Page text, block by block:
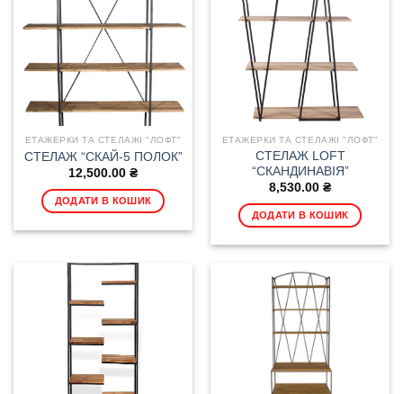
ЕТАЖЕРКИ ТА СТЕЛАЖІ "ЛОФТ"
СТЕЛАЖ “СКАЙ-5 ПОЛОК”
12,500.00 ₴
ДОДАТИ В КОШИК
ЕТАЖЕРКИ ТА СТЕЛАЖІ "ЛОФТ"
СТЕЛАЖ LOFT
“СКАНДИНАВІЯ”
8,530.00 ₴
ДОДАТИ В КОШИК